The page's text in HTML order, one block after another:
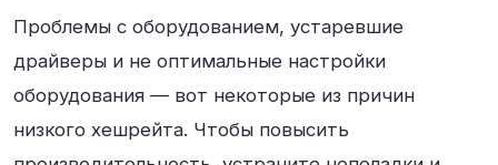
Проблемы с оборудованием, устаревшие
драйверы и не оптимальные настройки
оборудования — вот некоторые из причин
низкого хешрейта. Чтобы повысить